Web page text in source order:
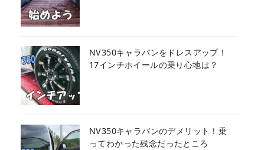
NV350キャラバンをドレスアップ！
17インチホイールの乗り心地は？
NV350キャラバンのデメリット！乗
ってわかった残念だったところ